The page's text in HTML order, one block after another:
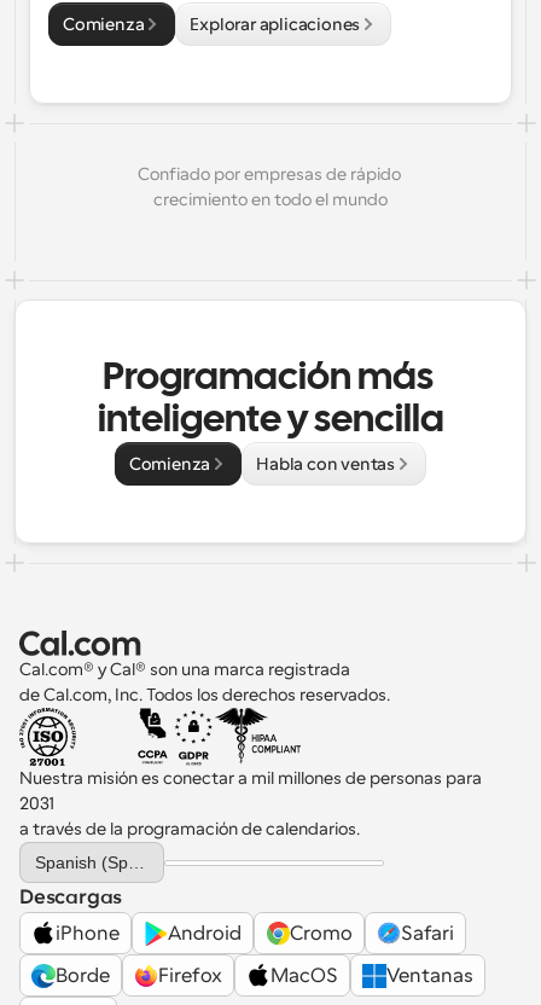
Comienza Explorar aplicaciones
Confiado por empresas de rápido
crecimiento en todo el mundo
Programación más
inteligente y sencilla
Comienza Habla con ventas
Cal.com® y Cal® son una marca registrada
de Cal.com, Inc. Todos los derechos reservados.
Nuestra misión es conectar a mil millones de personas para
2031
a través de la programación de calendarios.
Select Language
Descargas
iPhone
Android Cromo
Safari
Borde
Firefox MacOS
Ventanas